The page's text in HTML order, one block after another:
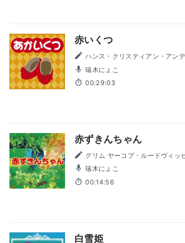
赤いくつ
ハンス・クリスティアン・アン
瑞木にょこ
00:29:03
赤ずきんちゃん
ルヘルム・カール
瑞木にょこ
00:14:56
白雪姫